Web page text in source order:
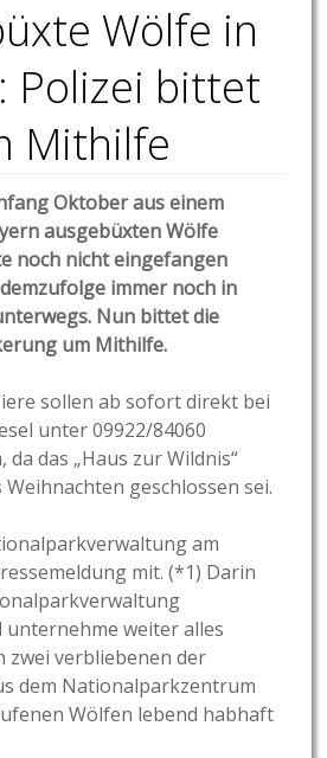
Wölfe in
Polizei bittet
Mithilfe
Oktober aus einem
ausgebüxten Wölfe
noch nicht eingefangen
immer noch in
Nun bittet die
um Mithilfe.
sollen ab sofort direkt bei
unter 09922/84060
da das „Haus zur Wildnis“
geschlossen sei.
am
mit. (*1) Darin
unternehme weiter alles
zwei verbliebenen der
dem Nationalparkzentrum
Wölfen lebend habhaft